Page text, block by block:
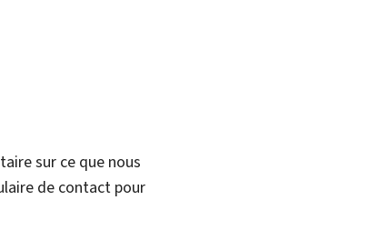
sur ce que nous
de contact pour